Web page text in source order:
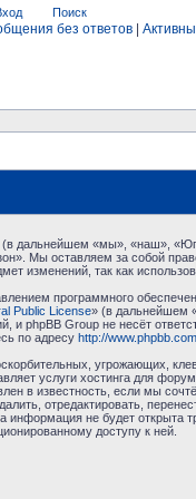
Поиск
без ответов
дальнейшем «мы», «наш»,
Мы оставляем за собой
изменений, так как
программного
Public License» (в дальнейшем
и phpBB Group не несёт
по адресу http://
угрожающих,
услуги хостинга для
в известность, если мы
отредактировать,
информация не будет открыта
доступу к ней.